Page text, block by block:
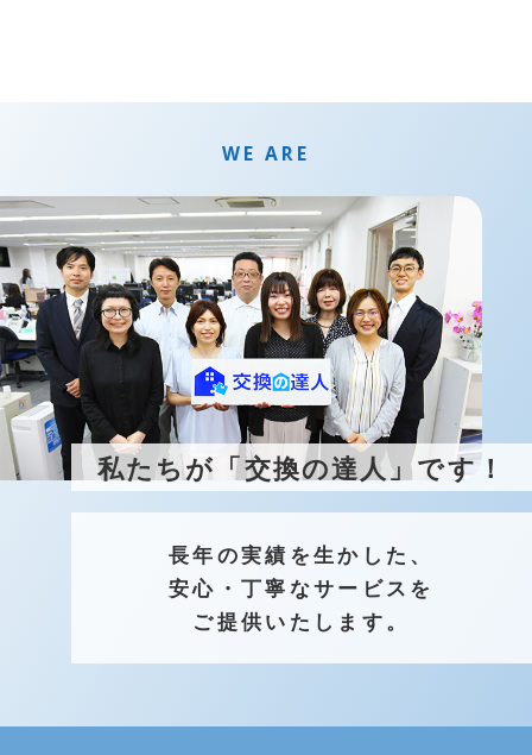
WE ARE
私たちが「交換の達人」です！
長年の実績を生かした、
安心・丁寧なサービスを
ご提供いたします。
カテゴリを選択すると、
こちらに条件候補が表示されます。